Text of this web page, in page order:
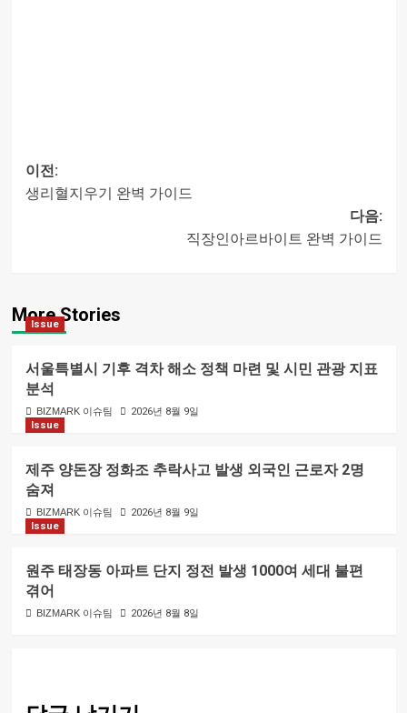
이전:
생리혈지우기 완벽 가이드
다음:
직장인아르바이트 완벽 가이드
More Stories
Issue
서울특별시 기후 격차 해소 정책 마련 및 시민 관광 지표
분석
BIZMARK 이슈팀
2026년 8월 9일
Issue
제주 양돈장 정화조 추락사고 발생 외국인 근로자 2명
숨져
BIZMARK 이슈팀
2026년 8월 9일
Issue
원주 태장동 아파트 단지 정전 발생 1000여 세대 불편
겪어
BIZMARK 이슈팀 2026년 8월 8일